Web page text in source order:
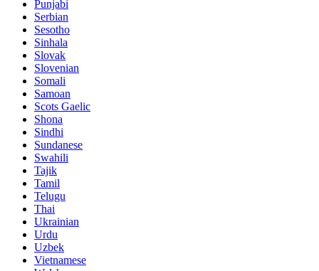
Punjabi
Serbian
Sesotho
Sinhala
Slovak
Slovenian
Somali
Samoan
Scots Gaelic
Shona
Sindhi
Sundanese
Swahili
Tajik
Tamil
Telugu
Thai
Ukrainian
Urdu
Uzbek
Vietnamese